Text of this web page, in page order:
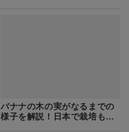
バナナの木の実がなるまでの
様子を解説！日本で栽培もで